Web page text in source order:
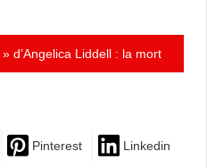
d’Angelica Liddell : la mort
Pinterest Linkedin